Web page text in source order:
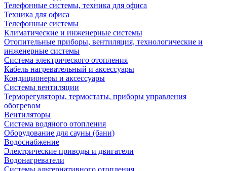
Телефонные системы, техника для офиса
Техника для офиса
Телефонные системы
Климатические и инженерные системы
Отопительные приборы, вентиляция, технологические и
инженерные системы
Система электрического отопления
Кабель нагревательный и аксессуары
Кондиционеры и аксессуары
Системы вентиляции
Терморегуляторы, термостаты, приборы управления
обогревом
Вентиляторы
Система водяного отопления
Оборудование для сауны (бани)
Водоснабжение
Электрические приводы и двигатели
Водонагреватели
Системы альтернативного отопления